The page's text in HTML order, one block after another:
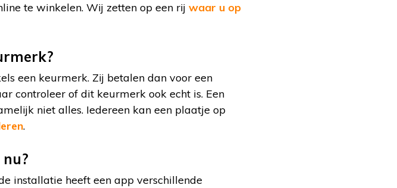
te winkelen. Wij zetten op een rij waar u op
een keurmerk. Zij betalen dan voor een
controleer of dit keurmerk ook echt is. Een
niet alles. Iedereen kan een plaatje op
.
installatie heeft een app verschillende